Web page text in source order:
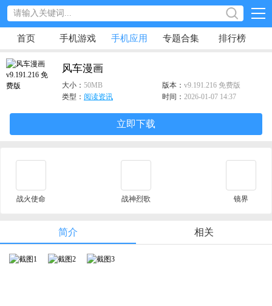
首页 手机游戏 手机应用 专题合集 排行榜
风车漫画
大小： 50MB 版本： v9.191.216 免费版
类型： 阅读资讯 时间： 2026-01-07 14:37
立即下载
战火使命 战神烈歌 镜界
简介 相关